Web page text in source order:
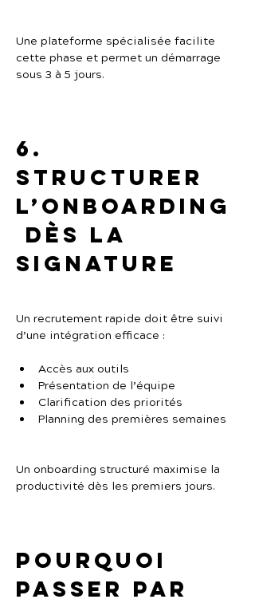
Une plateforme spécialisée facilite
cette phase et permet un démarrage
sous 3 à 5 jours.
6.
Structurer
l’onboarding
dès la
signature
Un recrutement rapide doit être suivi
d’une intégration efficace :
Accès aux outils
Présentation de l’équipe
Clarification des priorités
Planning des premières semaines
Un onboarding structuré maximise la
productivité dès les premiers jours.
Pourquoi
passer par